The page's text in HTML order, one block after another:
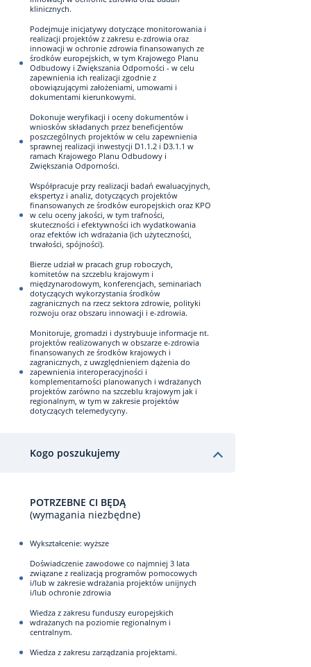
klinicznych.
Podejmuje inicjatywy dotyczące monitorowania i
realizacji projektów z zakresu e-zdrowia oraz
innowacji w ochronie zdrowia finansowanych ze
środków europejskich, w tym Krajowego Planu
Odbudowy i Zwiększania Odporności - w celu
zapewnienia ich realizacji zgodnie z
obowiązującymi założeniami, umowami i
dokumentami kierunkowymi.
Dokonuje weryfikacji i oceny dokumentów i
wniosków składanych przez beneficjentów
poszczególnych projektów w celu zapewnienia
sprawnej realizacji inwestycji D1.1.2 i D3.1.1 w
ramach Krajowego Planu Odbudowy i
Zwiększania Odporności.
Współpracuje przy realizacji badań ewaluacyjnych,
ekspertyz i analiz, dotyczących projektów
finansowanych ze środków europejskich oraz KPO
w celu oceny jakości, w tym trafności,
skuteczności i efektywności ich wydatkowania
oraz efektów ich wdrażania (ich użyteczności,
trwałości, spójności).
Bierze udział w pracach grup roboczych,
komitetów na szczeblu krajowym i
międzynarodowym, konferencjach, seminariach
dotyczących wykorzystania środków
zagranicznych na rzecz sektora zdrowie, polityki
rozwoju oraz obszaru innowacji i e-zdrowia.
Monitoruje, gromadzi i dystrybuuje informacje nt.
projektów realizowanych w obszarze e-zdrowia
finansowanych ze środków krajowych i
zagranicznych, z uwzględnieniem dążenia do
zapewnienia interoperacyjności i
komplementarności planowanych i wdrażanych
projektów zarówno na szczeblu krajowym jak i
regionalnym, w tym w zakresie projektów
dotyczących telemedycyny.
Kogo poszukujemy
POTRZEBNE CI BĘDĄ
(wymagania niezbędne)
Wykształcenie: wyższe
Doświadczenie zawodowe co najmniej 3 lata
związane z realizacją programów pomocowych
i/lub w zakresie wdrażania projektów unijnych
i/lub ochronie zdrowia
Wiedza z zakresu funduszy europejskich
wdrażanych na poziomie regionalnym i
centralnym.
Wiedza z zakresu zarządzania projektami.